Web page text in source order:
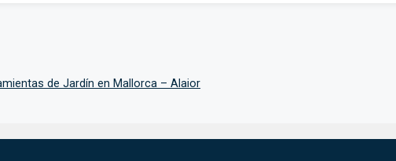
de Jardín en Mallorca – Alaior